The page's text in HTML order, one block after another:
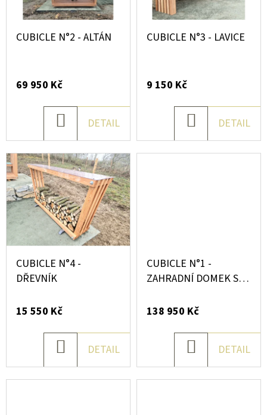
á
v
E
L
E
N
D
O
í
l
CUBICLE N°2 - ALTÁN
69 950 Kč
KOŠÍKU
DETAIL
CUBICLE N°3 - LAVICE
9 150 Kč
KOŠÍKU
DETAIL
CUBICLE N°4 -
DŘEVNÍK
15 550 Kč
KOŠÍKU
DETAIL
CUBICLE N°1 -
ZAHRADNÍ DOMEK SE
138 950 Kč
KOŠÍKU
DETAIL
T
?
HLEDAT